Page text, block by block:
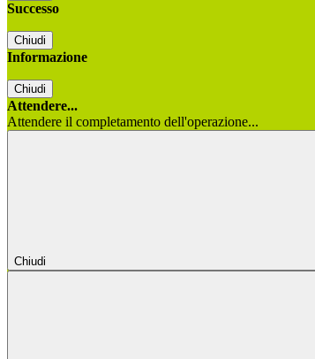
Successo
Chiudi
Informazione
Chiudi
Attendere...
Attendere il completamento dell'operazione...
Chiudi